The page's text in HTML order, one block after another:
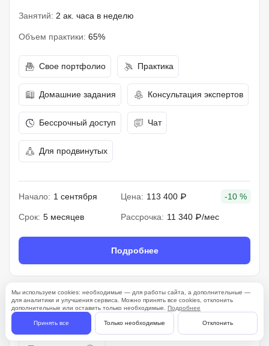
Занятий: 2 ак. часа в неделю
Объем практики: 65%
Свое портфолио Практика
Домашние задания Консультация экспертов
Бессрочный доступ Чат
Для продвинутых
Начало: 1 сентября Цена: 113 400 ₽ -10 %
Срок: 5 месяцев Рассрочка: 11 340 ₽/мес
Подробнее
133 отзыва
Мы используем cookies: необходимые — для работы сайта, а дополнительные —
для аналитики и улучшения сервиса. Можно принять все cookies, отклонить
дополнительные или оставить только необходимые. Подробнее
Принять все Только необходимые Отклонить